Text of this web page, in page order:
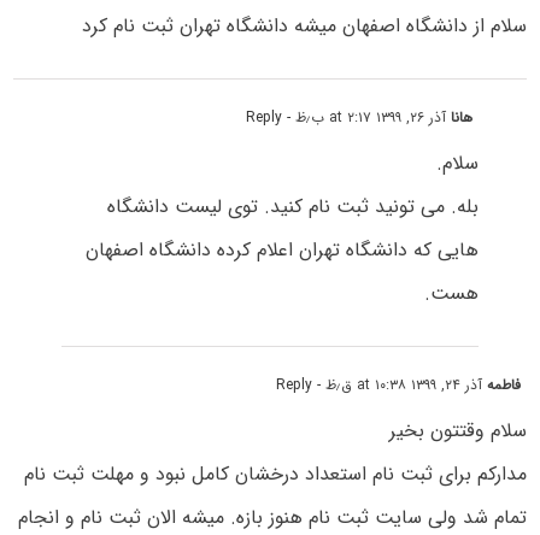
سلام از دانشگاه اصفهان میشه دانشگاه تهران ثبت نام کرد
هاناآذر ۲۶, ۱۳۹۹ at ۲:۱۷ ب٫ظ - Reply
سلام.
بله. می تونید ثبت نام کنید. توی لیست دانشگاه
هایی که دانشگاه تهران اعلام کرده دانشگاه اصفهان
هست.
فاطمهآذر ۲۴, ۱۳۹۹ at ۱۰:۳۸ ق٫ظ - Reply
سلام وقتتون بخیر
مدارکم برای ثبت نام استعداد درخشان کامل نبود و مهلت ثبت نام
تمام شد ولی سایت ثبت نام هنوز بازه. میشه الان ثبت نام و انجام